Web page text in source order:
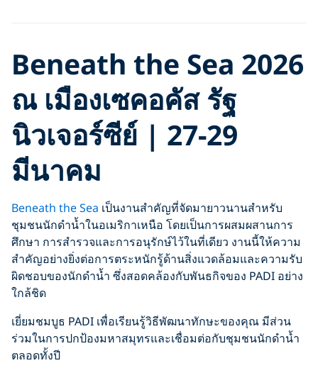
Beneath the Sea 2026
ณ เมืองเซคอคัส รัฐ
นิวเจอร์ซีย์ | 27-29
มีนาคม
Beneath the Sea เป็นงานสำคัญที่จัดมายาวนานสำหรับ
ชุมชนนักดำน้ำในอเมริกาเหนือ โดยเป็นการผสมผสานการ
ศึกษา การสำรวจและการอนุรักษ์ไว้ในที่เดียว งานนี้ให้ความ
สำคัญอย่างยิ่งต่อการตระหนักรู้ด้านสิ่งแวดล้อมและความรับ
ผิดชอบของนักดำน้ำ ซึ่งสอดคล้องกับพันธกิจของ PADI อย่าง
ใกล้ชิด
เยี่ยมชมบูธ PADI เพื่อเรียนรู้วิธีพัฒนาทักษะของคุณ มีส่วน
ร่วมในการปกป้องมหาสมุทรและเชื่อมต่อกับชุมชนนักดำน้ำ
ตลอดทั้งปี